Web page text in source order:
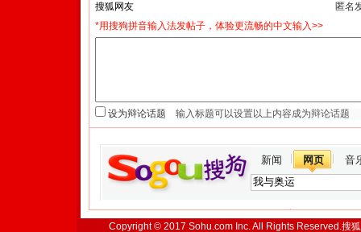
匿名
*用搜狗拼音输入法发帖子，体验更流畅的中文输入>>
设为辩论话题
新闻 网页 音
Copyright © 2017 Sohu.com Inc. All Rights Reserved.搜